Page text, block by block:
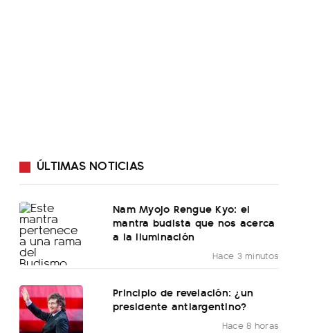
ÚLTIMAS NOTICIAS
Nam Myojo Rengue Kyo: el
mantra budista que nos acerca
a la iluminación
Hace 3 minutos
Principio de revelación: ¿un
presidente antiargentino?
Hace 8 horas